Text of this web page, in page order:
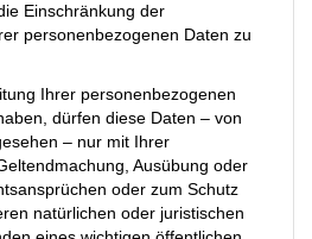
Einschränkung der
personenbezogenen Daten zu
Ihrer personenbezogenen
dürfen diese Daten – von
– nur mit Ihrer
Ausübung oder
oder zum Schutz
natürlichen oder juristischen